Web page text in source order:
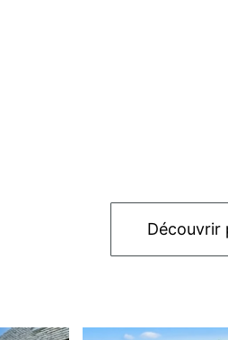
Découvrir